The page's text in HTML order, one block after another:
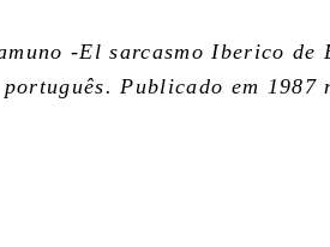
-El sarcasmo Iberico de
Publicado em